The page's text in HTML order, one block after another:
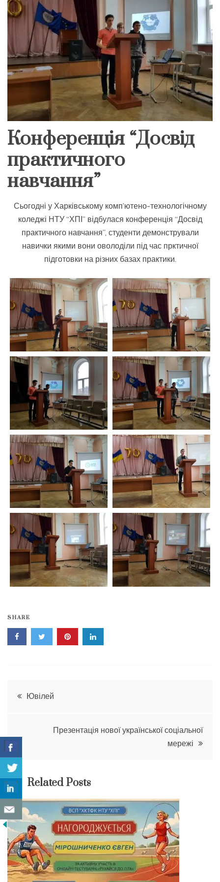
Конференція “Досвід
практичного
навчання”
Сьогодні у Харківському комп’ютено-технологічному
коледжі НТУ “ХПІ” відбулася конференція “Досвід
практичного навчання”, студенти демонстрували
навички якими вони оволоділи під час прктичної
підготовки на різних базах практики.
SHARE
Навігація
Ювілей
Презентація нової української соціальної
мережі
Related Posts